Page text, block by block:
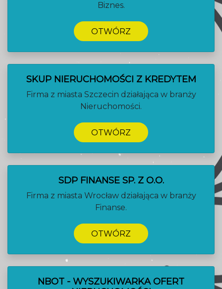
Biznes.
OTWÓRZ
SKUP NIERUCHOMOŚCI Z KREDYTEM
Firma z miasta Szczecin działająca w branży
Nieruchomości.
OTWÓRZ
SDP FINANSE SP. Z O.O.
Firma z miasta Wrocław działająca w branży
Finanse.
OTWÓRZ
NBOT - WYSZUKIWARKA OFERT